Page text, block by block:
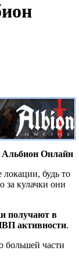
Альбион Онлайн
будь то
за кулачки они
получают в
активности.
большей части